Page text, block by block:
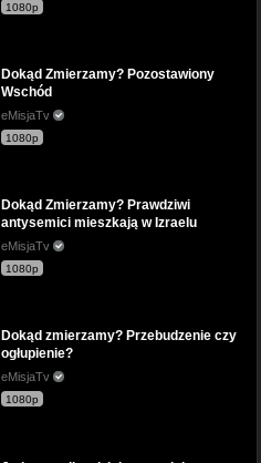
1080p
Dokąd Zmierzamy? Pozostawiony
Wschód
eMisjaTv
1080p
Dokąd Zmierzamy? Prawdziwi
antysemici mieszkają w Izraelu
eMisjaTv
1080p
Dokąd zmierzamy? Przebudzenie czy
ogłupienie?
eMisjaTv
1080p